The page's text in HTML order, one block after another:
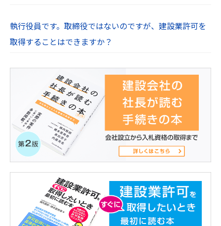
執行役員です。取締役ではないのですが、建設業許可を
取得することはできますか？